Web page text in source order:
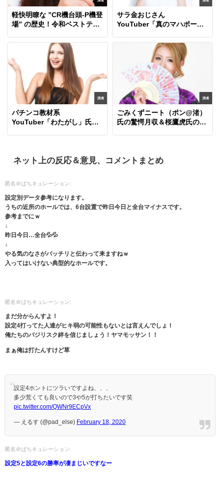
軽快明瞭な ”CR機台頭-P機登
場” の歴史！令和ベストテン
サラ金おじさん
YouTuber「真のマハポーシ
演者
パチンコ教材系
YouTuber「わたがし」氏を
演者
ごみくずニート（ポン@渚）
氏の驚愕月収＆桜鷹虎氏の正
ネット上の反応＆意見、コメントまとめ
匿名＠ぱちキュレーション:
設定別データ参考になります。
うちの近所のホールでは、6台設置で昨日今日と全台マイナスです。
参考までにｗ
↓
昨日今日…全台💦💦
↓
やる気のなさがバッチリと伝わって来ますねｗ
入ってはいけない典型的なホールです。
匿名＠ぱちキュレーション:
まだ分からんすよ！
設定4打ってた人達がヒキ弱の可能性もないとは言えんでしょ！
俺たちのバジリスク絆を信じましょう！ヤマモッサン！！
まぁ俺は打たんすけど草
設定4ホントにツラいですよね、、、
多少荒くても良いので3や5が打ちたいです笑
pic.twitter.com/QWNr9ECpVx
— えるす (@pad_else) February 18, 2020
匿名＠ぱちキュレーション:
設定5と設定6の勝率が凄まじいですなー